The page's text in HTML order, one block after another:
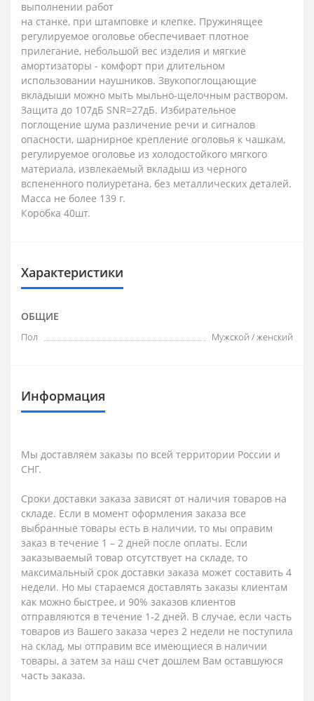
выполнении работ
на станке, при штамповке и клепке. Пружинящее
регулируемое оголовье обеспечивает плотное
прилегание, небольшой вес изделия и мягкие
амортизаторы - комфорт при длительном
использовании наушников. Звукопоглощающие
вкладыши можно мыть мыльно-щелочным раствором.
Защита до 107дБ SNR=27дБ. Избирательное
поглощение шума различение речи и сигналов
опасности, шарнирное крепление оголовья к чашкам,
регулируемое оголовье из холодостойкого мягкого
материала, извлекаемый вкладыш из черного
вспененного полиуретана, без металлических деталей.
Масса не более 139 г.
Коробка 40шт.
Характеристики
ОБЩИЕ
Пол Мужской / женский
Информация
Мы доставляем заказы по всей территории России и
СНГ.
Сроки доставки заказа зависят от наличия товаров на
складе. Если в момент оформления заказа все
выбранные товары есть в наличии, то мы оправим
заказ в течение 1 – 2 дней после оплаты. Если
заказываемый товар отсутствует на складе, то
максимальный срок доставки заказа может составить 4
недели. Но мы стараемся доставлять заказы клиентам
как можно быстрее, и 90% заказов клиентов
отправляются в течение 1-2 дней. В случае, если часть
товаров из Вашего заказа через 2 недели не поступила
на склад, мы отправим все имеющиеся в наличии
товары, а затем за наш счет дошлем Вам оставшуюся
часть заказа.